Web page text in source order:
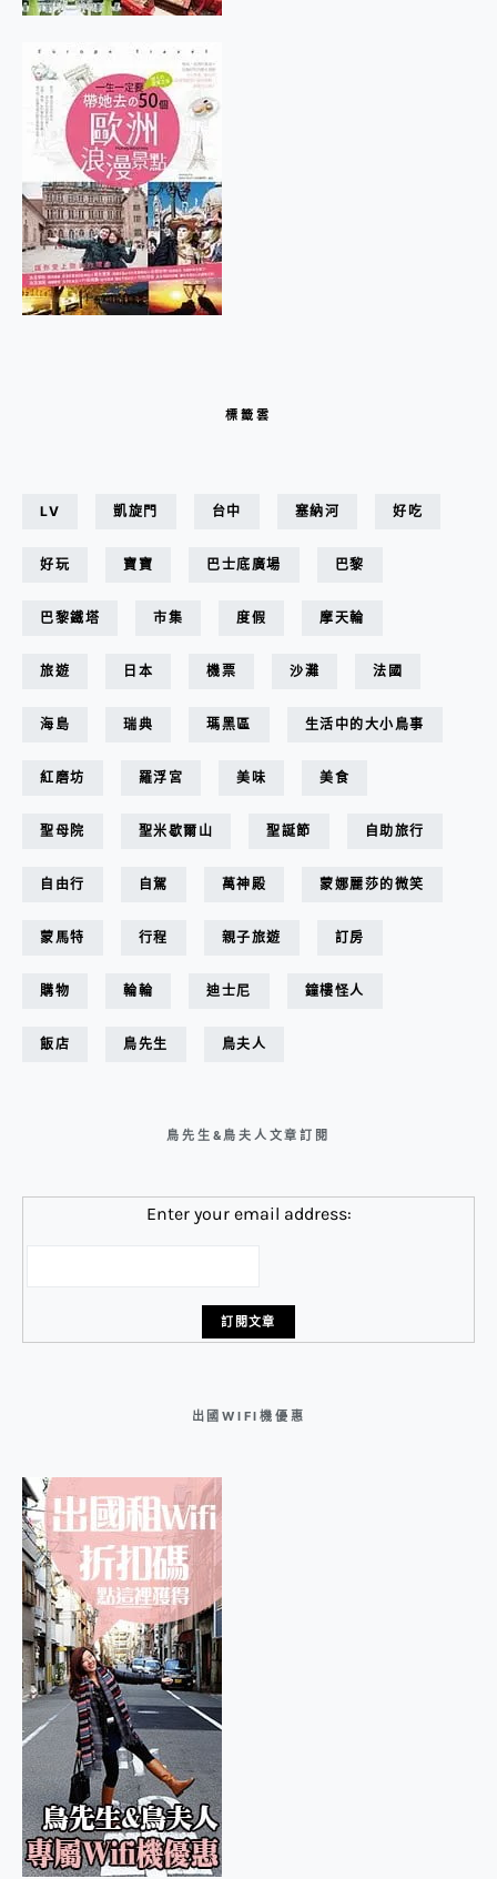
標籤雲
LV 凱旋門 台中 塞納河 好吃
好玩 寶寶 巴士底廣場 巴黎
巴黎鐵塔 市集 度假 摩天輪
旅遊 日本 機票 沙灘 法國
海島 瑞典 瑪黑區 生活中的大小鳥事
紅磨坊 羅浮宮 美味 美食
聖母院 聖米歇爾山 聖誕節 自助旅行
自由行 自駕 萬神殿 蒙娜麗莎的微笑
蒙馬特 行程 親子旅遊 訂房
購物 輪輪 迪士尼 鐘樓怪人
飯店 鳥先生 鳥夫人
鳥先生&鳥夫人文章訂閱
Enter your email address:
出國WIFI機優惠